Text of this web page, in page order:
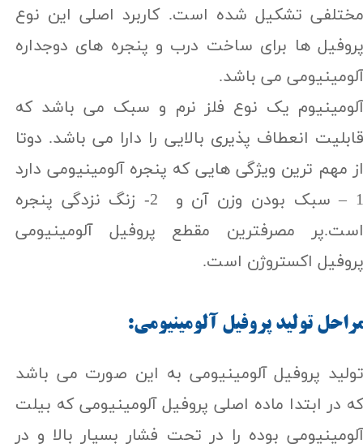
مختلفی تشکیل شده است. کاربرد اصلی این نوع
پروفیل ها برای ساخت درب و پنجره های دوجداره
آلومینیومی می باشد.
آلومینیوم یک نوع فلز نرم و سبک می باشد که
قابلیت انعطاف پذیری بالایی را دارا می باشد. دوتا
از مهم ترین ویژگی هایی که پنجره آلومینیومی دارد
1 – سبک بودن وزن آن و 2- زنگ نزدگی پنجره
است.پر مصرفترین مقطع پروفیل آلومینیومی
پروفیل اکستروژن است.
تولید پروفیل آلومینیومی به این صورت می باشد
که در ابتدا ماده اصلی پروفیل آلومینیومی که بیلت
آلومینیومی بوده را در تحت فشار بسیار بالا و در
توليد پروفیل آلومینیومی: